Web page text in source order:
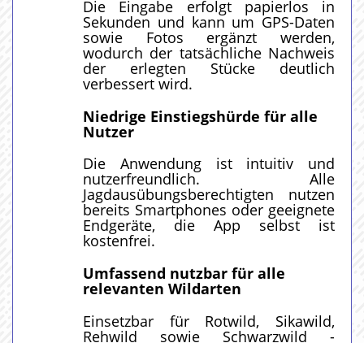
Die Eingabe erfolgt papierlos in
Sekunden und kann um GPS-Daten
sowie Fotos ergänzt werden,
wodurch der tatsächliche Nachweis
der erlegten Stücke deutlich
verbessert wird.
Niedrige Einstiegshürde für alle
Nutzer
Die Anwendung ist intuitiv und
nutzerfreundlich. Alle
Jagdausübungsberechtigten nutzen
bereits Smartphones oder geeignete
Endgeräte, die App selbst ist
kostenfrei.
Umfassend nutzbar für alle
relevanten Wildarten
Einsetzbar für Rotwild, Sikawild,
Rehwild sowie Schwarzwild -